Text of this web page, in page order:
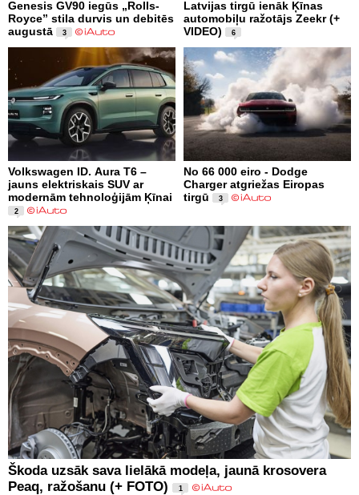
Genesis GV90 iegūs „Rolls-
Royce” stila durvis un debitēs
augustā
3
Latvijas tirgū ienāk Ķīnas
automobiļu ražotājs Zeekr (+
VIDEO)
6
Volkswagen ID. Aura T6 –
jauns elektriskais SUV ar
modernām tehnoloģijām Ķīnai
2
No 66 000 eiro - Dodge
Charger atgriežas Eiropas
tirgū
3
Škoda uzsāk sava lielākā modeļa, jaunā krosovera
Peaq, ražošanu (+ FOTO)
1